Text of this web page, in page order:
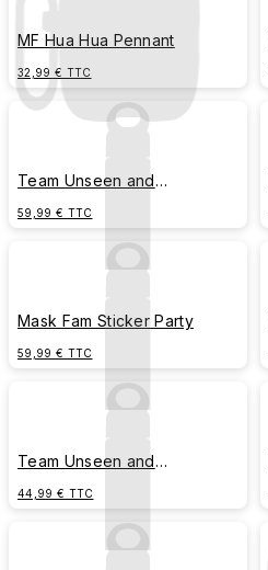
MF Hua Hua Pennant
32,99 € TTC
Team Unseen and
Activated
59,99 € TTC
Mask Fam Sticker Party
59,99 € TTC
Team Unseen and
Activated
44,99 € TTC